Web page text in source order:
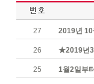
27 2019년 10
26 ★2019년3
25 1월2일부